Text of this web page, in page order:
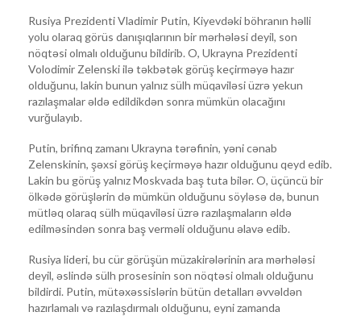
Rusiya Prezidenti Vladimir Putin, Kiyevdəki böhranın həlli
yolu olaraq görüs danışıqlarının bir mərhələsi deyil, son
nöqtəsi olmalı olduğunu bildirib. O, Ukrayna Prezidenti
Volodimir Zelenski ilə təkbətək görüş keçirməyə hazır
olduğunu, lakin bunun yalnız sülh müqaviləsi üzrə yekun
razılaşmalar əldə edildikdən sonra mümkün olacağını
vurğulayıb.
Putin, brifinq zamanı Ukrayna tərəfinin, yəni cənab
Zelenskinin, şəxsi görüş keçirməyə hazır olduğunu qeyd edib.
Lakin bu görüş yalnız Moskvada baş tuta bilər. O, üçüncü bir
ölkədə görüşlərin də mümkün olduğunu söyləsə də, bunun
mütləq olaraq sülh müqaviləsi üzrə razılaşmaların əldə
edilməsindən sonra baş verməli olduğunu əlavə edib.
Rusiya lideri, bu cür görüşün müzakirələrinin ara mərhələsi
deyil, əslində sülh prosesinin son nöqtəsi olmalı olduğunu
bildirdi. Putin, mütəxəssislərin bütün detalları əvvəldən
hazırlamalı və razılaşdırmalı olduğunu, eyni zamanda